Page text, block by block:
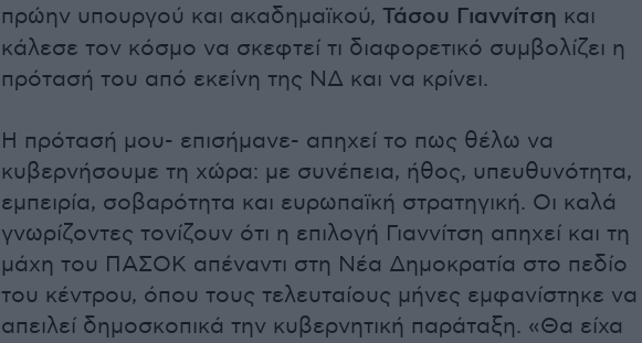
πρώην υπουργού και ακαδημαϊκού, Τάσου Γιαννίτση και
κάλεσε τον κόσμο να σκεφτεί τι διαφορετικό συμβολίζει η
πρότασή του από εκείνη της ΝΔ και να κρίνει.
Η πρότασή μου- επισήμανε- απηχεί το πως θέλω να
κυβερνήσουμε τη χώρα: με συνέπεια, ήθος, υπευθυνότητα,
εμπειρία, σοβαρότητα και ευρωπαϊκή στρατηγική. Οι καλά
γνωρίζοντες τονίζουν ότι η επιλογή Γιαννίτση απηχεί και τη
μάχη του ΠΑΣΟΚ απέναντι στη Νέα Δημοκρατία στο πεδίο
του κέντρου, όπου τους τελευταίους μήνες εμφανίστηκε να
απειλεί δημοσκοπικά την κυβερνητική παράταξη. «Θα είχα